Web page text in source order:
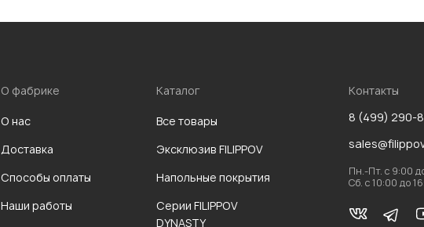
О фабрике
О нас
Доставка
Способы оплаты
Наши работы
Каталог
Все товары
Эксклюзив FILIPPOV
Напольные покрытия
Серии FILIPPOV
DYNASTY
Контакты
8 (499) 290-
Пн.-Пт. с 9:00
Сб. с 10:00 до